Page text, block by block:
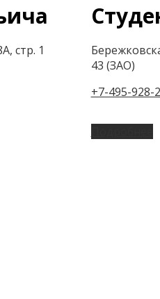
стр. 1
43 (ЗАО)
+7-495-928-